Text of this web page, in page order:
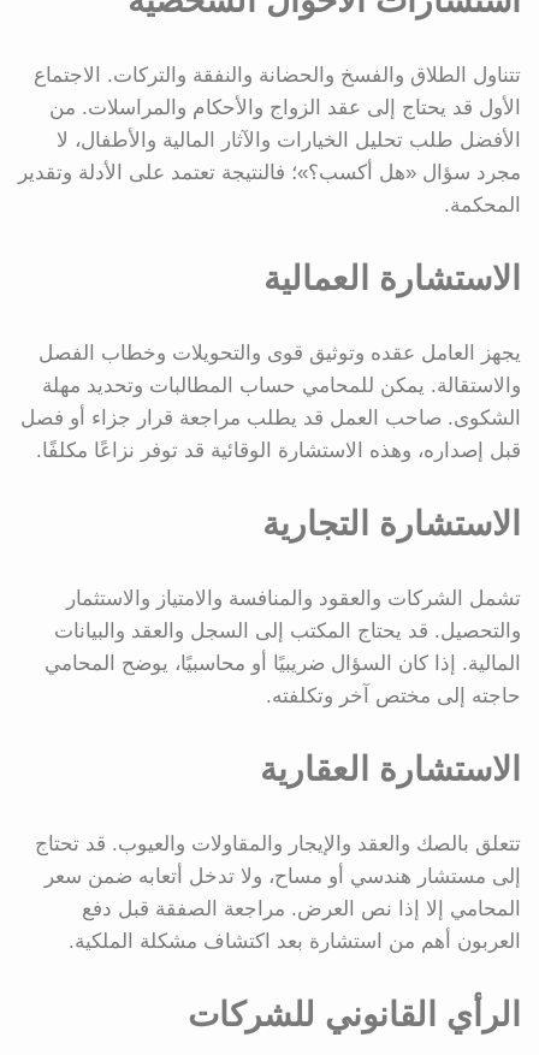
تتناول الطلاق والفسخ والحضانة والنفقة والتركات. الاجتماع
الأول قد يحتاج إلى عقد الزواج والأحكام والمراسلات. من
الأفضل طلب تحليل الخيارات والآثار المالية والأطفال، لا
مجرد سؤال «هل أكسب؟»؛ فالنتيجة تعتمد على الأدلة وتقدير
المحكمة.
الاستشارة العمالية
يجهز العامل عقده وتوثيق قوى والتحويلات وخطاب الفصل
والاستقالة. يمكن للمحامي حساب المطالبات وتحديد مهلة
الشكوى. صاحب العمل قد يطلب مراجعة قرار جزاء أو فصل
قبل إصداره، وهذه الاستشارة الوقائية قد توفر نزاعًا مكلفًا.
الاستشارة التجارية
تشمل الشركات والعقود والمنافسة والامتياز والاستثمار
والتحصيل. قد يحتاج المكتب إلى السجل والعقد والبيانات
المالية. إذا كان السؤال ضريبيًا أو محاسبيًا، يوضح المحامي
حاجته إلى مختص آخر وتكلفته.
الاستشارة العقارية
تتعلق بالصك والعقد والإيجار والمقاولات والعيوب. قد تحتاج
إلى مستشار هندسي أو مساح، ولا تدخل أتعابه ضمن سعر
المحامي إلا إذا نص العرض. مراجعة الصفقة قبل دفع
العربون أهم من استشارة بعد اكتشاف مشكلة الملكية.
الرأي القانوني للشركات